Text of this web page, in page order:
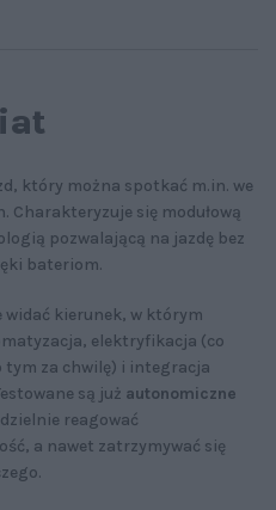
który można spotkać m.in. we
Charakteryzuje się modułową
pozwalającą na jazdę bez
bateriom.
kierunek, w którym
elektryfikacja (co
tym za chwilę) i integracja
są już autonomiczne
reagować
a nawet zatrzymywać się